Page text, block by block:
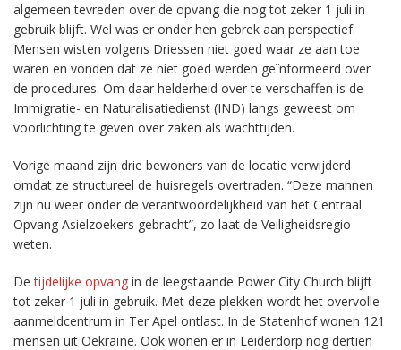
algemeen tevreden over de opvang die nog tot zeker 1 juli in
gebruik blijft. Wel was er onder hen gebrek aan perspectief.
Mensen wisten volgens Driessen niet goed waar ze aan toe
waren en vonden dat ze niet goed werden geïnformeerd over
de procedures. Om daar helderheid over te verschaffen is de
Immigratie- en Naturalisatiedienst (IND) langs geweest om
voorlichting te geven over zaken als wachttijden.
Vorige maand zijn drie bewoners van de locatie verwijderd
omdat ze structureel de huisregels overtraden. “Deze mannen
zijn nu weer onder de verantwoordelijkheid van het Centraal
Opvang Asielzoekers gebracht”, zo laat de Veiligheidsregio
weten.
Detijdelijke opvang in de leegstaande Power City Church blijft
tot zeker 1 juli in gebruik. Met deze plekken wordt het overvolle
aanmeldcentrum in Ter Apel ontlast. In de Statenhof wonen 121
mensen uit Oekraïne. Ook wonen er in Leiderdorp nog dertien